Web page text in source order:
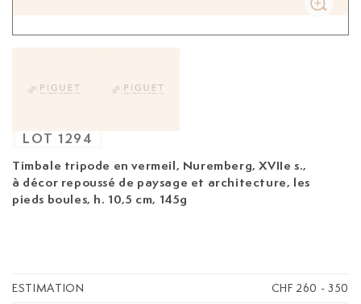
Timbale tripode en vermeil, Nuremberg, XVIIe s.,
à décor repoussé de paysage et architecture, les
pieds boules, h. 10,5 cm, 145g
LOT 1294
ESTIMATION CHF 260 - 350